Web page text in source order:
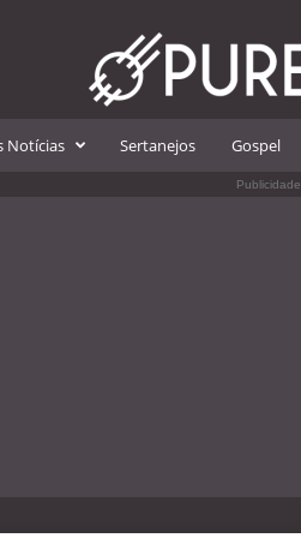
Notícias Sertanejos Gospel
Publicidade